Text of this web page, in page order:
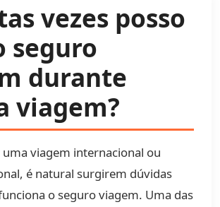
vezes posso
seguro
durante
viagem?
viagem internacional ou
é natural surgirem dúvidas
o seguro viagem. Uma das